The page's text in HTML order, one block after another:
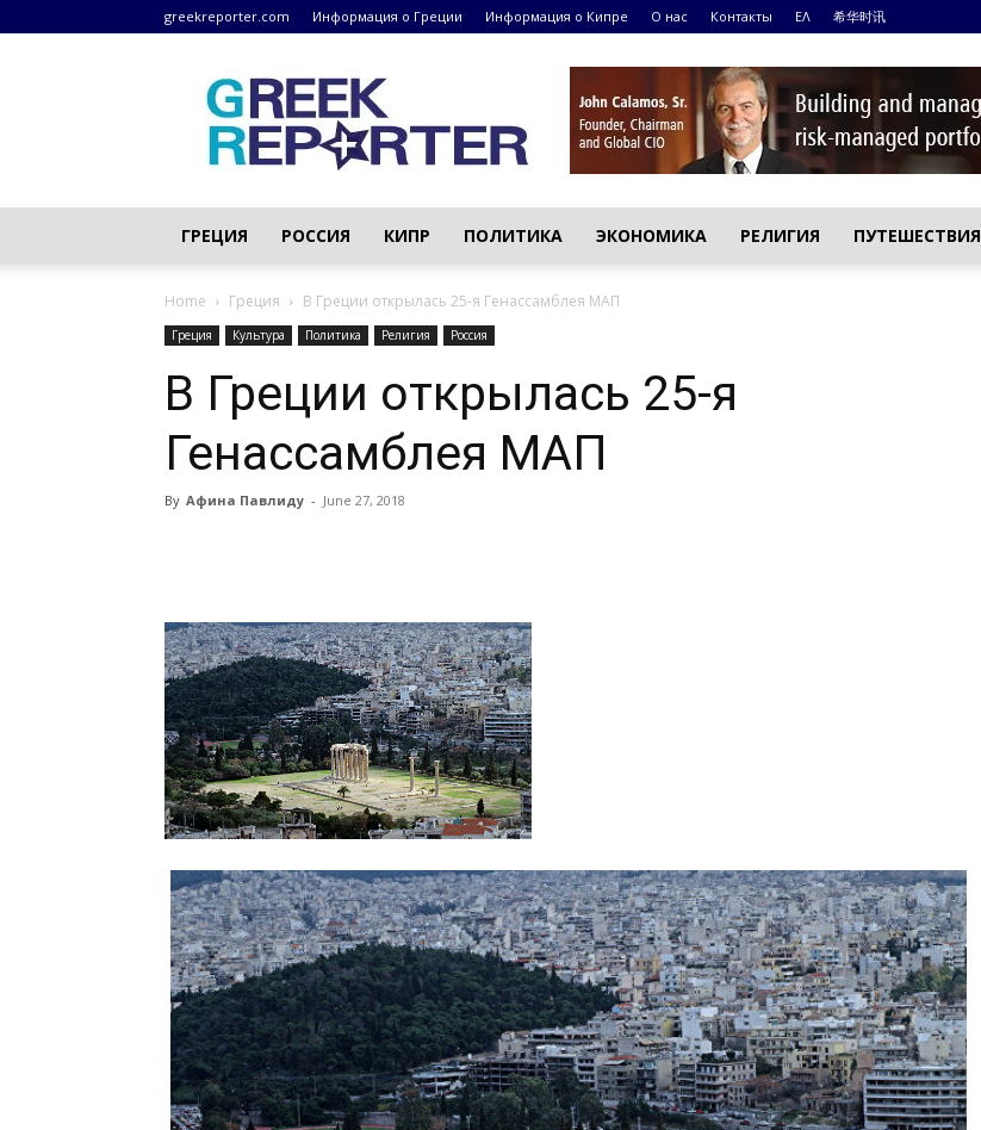
greekreporter.com Информация о Греции Информация о Кипре О нас Контакты ΕΛ 希华时讯
Греческие
новости
–
greekreporter.com
ГРЕЦИЯ РОССИЯ КИПР ПОЛИТИКА ЭКОНОМИКА РЕЛИГИЯ ПУТЕШЕСТВИЯ
Home Греция В Греции открылась 25-я Генассамблея МАП
Греция Культура Политика Религия Россия
В Греции открылась 25-я
Генассамблея МАП
By Афина Павлиду - June 27, 2018